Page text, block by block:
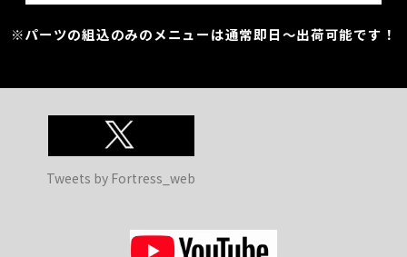
※パーツの組込のみのメニューは通常即日～出荷可能です！
Tweets by Fortress_web